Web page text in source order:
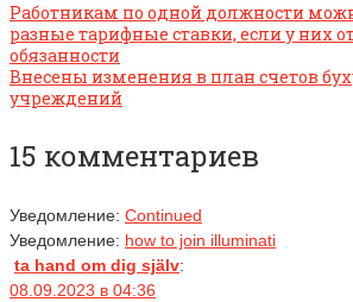
Работникам по одной должности
разные тарифные ставки, если у них
обязанности
Внесены изменения в план счетов
учреждений
15 комментариев
Уведомление: Continued
Уведомление: how to join illuminati
ta hand om dig själv:
08.09.2023 в 04:36